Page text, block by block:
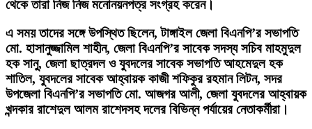
থেকে তারা নিজ নিজ মনোনয়নপত্র সংগ্রহ করেন।
এ সময় তাদের সঙ্গে উপস্থিত ছিলেন, টাঙ্গাইল জেলা বিএনপি’র সভাপতি
মো. হাসানুজ্জামিল শাহীন, জেলা বিএনপি’র সাবেক সদস্য সচিব মাহমুদুল
হক সানু, জেলা ছাত্রদল ও যুবদলের সাবেক সভাপতি আহমেদুল হক
শাতিল, যুবদলের সাবেক আহ্বায়ক কাজী শফিকুর রহমান লিটন, সদর
উপজেলা বিএনপি’র সভাপতি মো. আজগর আলী, জেলা যুবদলের আহ্বায়ক
খন্দকার রাশেদুল আলম রাশেদসহ দলের বিভিন্ন পর্যায়ের নেতাকর্মীরা।